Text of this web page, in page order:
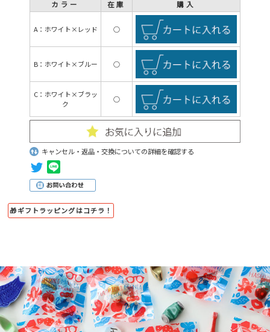
カラー 在庫 購入
A：ホワイト×レッド ○
B：ホワイト×ブルー ○
C：ホワイト×ブラッ
ク
○
キャンセル・返品・交換についての詳細を確認する
🎁ギフトラッピングはコチラ！